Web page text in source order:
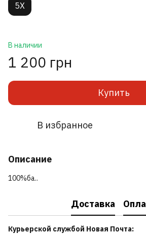
5X
В наличии
1 200 грн
Купить
В избранное
Описание
100%ба..
Доставка
Курьерской службой Новая Почта: